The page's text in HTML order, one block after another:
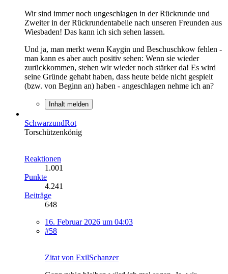
Wir sind immer noch ungeschlagen in der Rückrunde und
Zweiter in der Rückrundentabelle nach unseren Freunden aus
Wiesbaden! Das kann ich sich sehen lassen.
Und ja, man merkt wenn Kaygin und Beschuschkow fehlen -
man kann es aber auch positiv sehen: Wenn sie wieder
zurückkommen, stehen wir wieder noch stärker da! Es wird
seine Gründe gehabt haben, dass heute beide nicht gespielt
(bzw. von Beginn an) haben - angeschlagen nehme ich an?
Inhalt melden
SchwarzundRot
Torschützenkönig
Reaktionen
1.001
Punkte
4.241
Beiträge
648
16. Februar 2026 um 04:03
#58
Zitat von ExilSchanzer